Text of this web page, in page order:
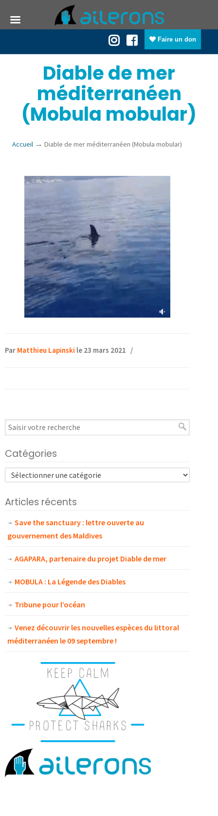
Faire un don
Diable de mer
méditerranéen
(Mobula mobular)
Accueil → Diable de mer méditerranéen (Mobula mobular)
Par Matthieu Lapinski le 23 mars 2021 /
Catégories
Articles récents
Save the sanctuary : lettre ouverte au
gouvernement des Maldives
AGAPARA, partenaire du projet Diable de mer
MOBULA : La Légende des Diables
Tribune pour l’océan
Venez découvrir les nouvelles espèces du littoral
méditerranéen le 09 septembre !